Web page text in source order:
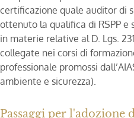
certificazione quale auditor di
ottenuto la qualifica di RSPP
in materie relative al D. Lgs.
collegate nei corsi di
professionale promossi
ambiente e sicurezza).
Passaggi per l'adozione